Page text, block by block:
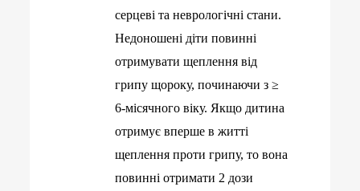
серцеві та неврологічні стани.
Недоношені діти повинні
отримувати щеплення від
грипу щороку, починаючи з ≥
6-місячного віку. Якщо дитина
отримує вперше в житті
щеплення проти грипу,то вона
повинні отримати 2 дози